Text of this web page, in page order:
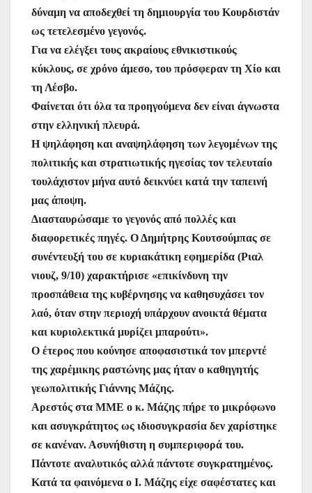
δύναμη να αποδεχθεί τη δημιουργία του Κουρδιστάν
ως τετελεσμένο γεγονός.
Για να ελέγξει τους ακραίους εθνικιστικούς
κύκλους, σε χρόνο άμεσο, του πρόσφεραν τη Χίο και
τη Λέσβο.
Φαίνεται ότι όλα τα προηγούμενα δεν είναι άγνωστα
στην ελληνική πλευρά.
Η ψηλάφηση και αναψηλάφηση των λεγομένων της
πολιτικής και στρατιωτικής ηγεσίας τον τελευταίο
τουλάχιστον μήνα αυτό δεικνύει κατά την ταπεινή
μας άποψη.
Διασταυρώσαμε το γεγονός από πολλές και
διαφορετικές πηγές. Ο Δημήτρης Κουτσούμπας σε
συνέντευξή του σε κυριακάτικη εφημερίδα (Ριαλ
νιουζ, 9/10) χαρακτήρισε «επικίνδυνη την
προσπάθεια της κυβέρνησης να καθησυχάσει τον
λαό, όταν στην περιοχή υπάρχουν ανοικτά θέματα
και κυριολεκτικά μυρίζει μπαρούτι».
Ο έτερος που κούνησε αποφασιστικά τον μπερντέ
της χαρέμικης ραστώνης μας ήταν ο καθηγητής
γεωπολιτικής Γιάννης Μάζης.
Αρεστός στα ΜΜΕ ο κ. Μάζης πήρε το μικρόφωνο
και ασυγκράτητος ως ιδιοσυγκρασία δεν χαρίστηκε
σε κανέναν. Ασυνήθιστη η συμπεριφορά του.
Πάντοτε αναλυτικός αλλά πάντοτε συγκρατημένος.
Κατά τα φαινόμενα ο Ι. Μάζης είχε σαφέστατες και